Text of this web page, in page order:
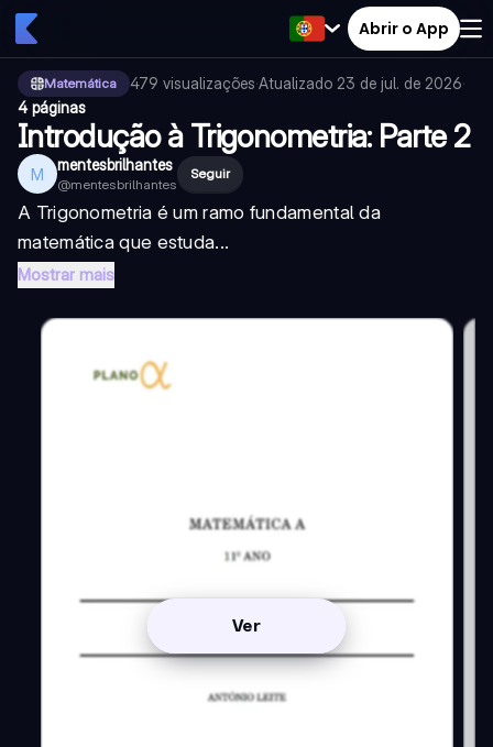
Abrir o App
Matemática 479 visualizações·Atualizado 23 de jul. de 2026·
4 páginas
Introdução à Trigonometria: Parte 2
M mentesbrilhantes
@mentesbrilhantes
Seguir
A Trigonometria é um ramo fundamental da
matemática que estuda...
Mostrar mais
Ver